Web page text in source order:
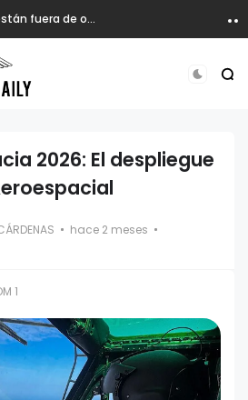
Los Harbin Y12 de Satena están fuera de operación.
2026: El despliegue
hace 2 meses
1